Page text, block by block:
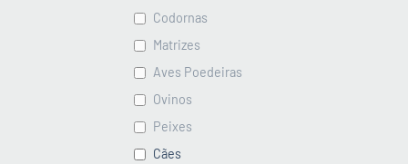
Codornas
Matrizes
Aves Poedeiras
Ovinos
Peixes
Cães